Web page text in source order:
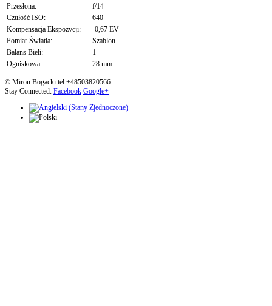
Przesłona:
f/14
Czułość ISO:
640
Kompensacja Ekspozycji:
-0,67 EV
Pomiar Światła:
Szablon
Balans Bieli:
1
Ogniskowa:
28 mm
© Miron Bogacki tel.+48503820566
Stay Connected: Facebook Google+